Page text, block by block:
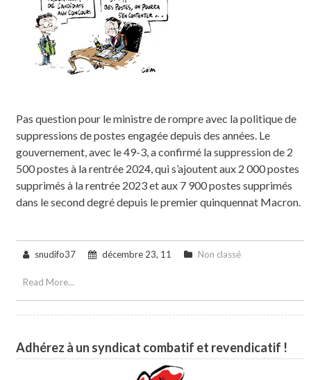
Pas question pour le ministre de rompre avec la politique de
suppressions de postes engagée depuis des années. Le
gouvernement, avec le 49-3, a confirmé la suppression de 2
500 postes à la rentrée 2024, qui s’ajoutent aux 2 000 postes
supprimés à la rentrée 2023 et aux 7 900 postes supprimés
dans le second degré depuis le premier quinquennat Macron.
snudifo37 décembre 23, 11 Non classé
Read More...
Adhérez à un syndicat combatif et revendicatif !